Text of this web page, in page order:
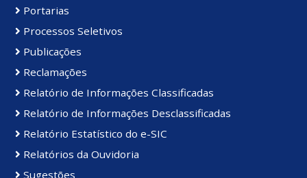
Portarias
Processos Seletivos
Publicações
Reclamações
Relatório de Informações Classificadas
Relatório de Informações Desclassificadas
Relatório Estatístico do e-SIC
Relatórios da Ouvidoria
Sugestões